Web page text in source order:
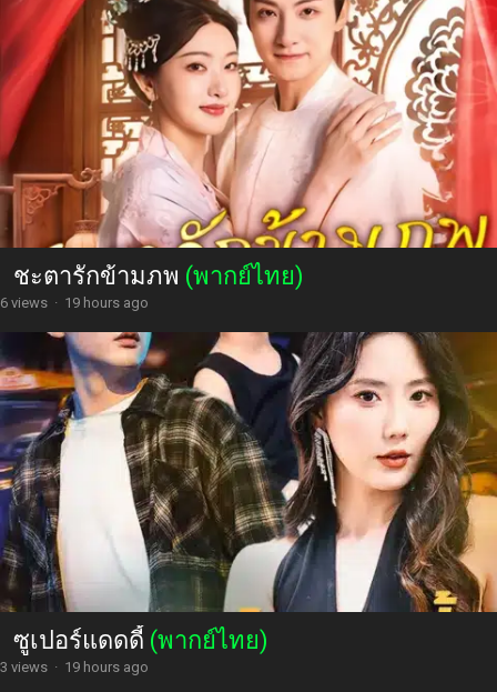
ชะตารักข้ามภพ (พากย์ไทย)
6 views · 19 hours ago
ซูเปอร์แดดดี้ (พากย์ไทย)
3 views · 19 hours ago